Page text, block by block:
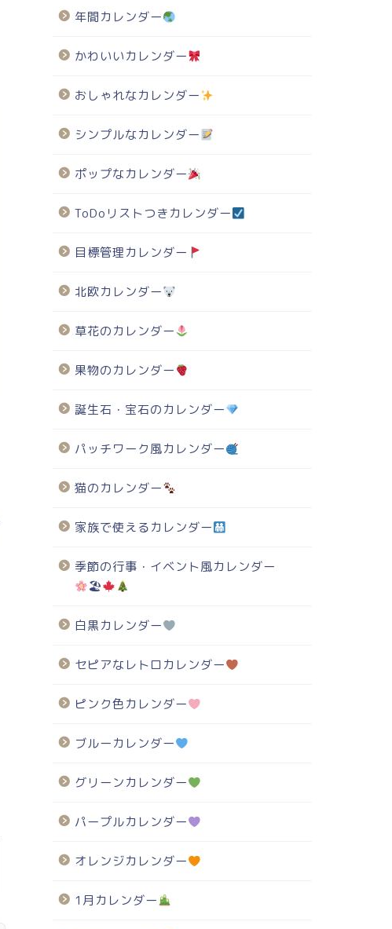
年間カレンダー
かわいいカレンダー
おしゃれなカレンダー
シンプルなカレンダー
ポップなカレンダー
ToDoリストつきカレンダー
目標管理カレンダー
北欧カレンダー
草花のカレンダー
果物のカレンダー
誕生石・宝石のカレンダー
パッチワーク風カレンダー
猫のカレンダー
家族で使えるカレンダー
季節の行事・イベント風カレンダー
🏖
白黒カレンダー
セピアなレトロカレンダー
ピンク色カレンダー
ブルーカレンダー
グリーンカレンダー
パープルカレンダー
オレンジカレンダー
1月カレンダー